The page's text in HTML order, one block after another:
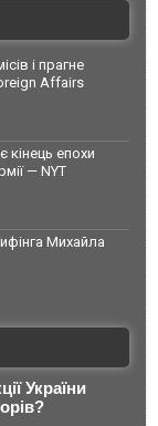
і прагне
Affairs
кінець епохи
— NYT
Михайла
України